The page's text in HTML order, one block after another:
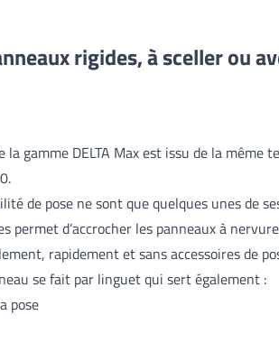
rigides, à sceller ou
la gamme DELTA Max est issu de la même
de pose ne sont que quelques unes de
permet d’accrocher les panneaux à
rapidement et sans accessoires de
se fait par linguet qui sert également :
pose